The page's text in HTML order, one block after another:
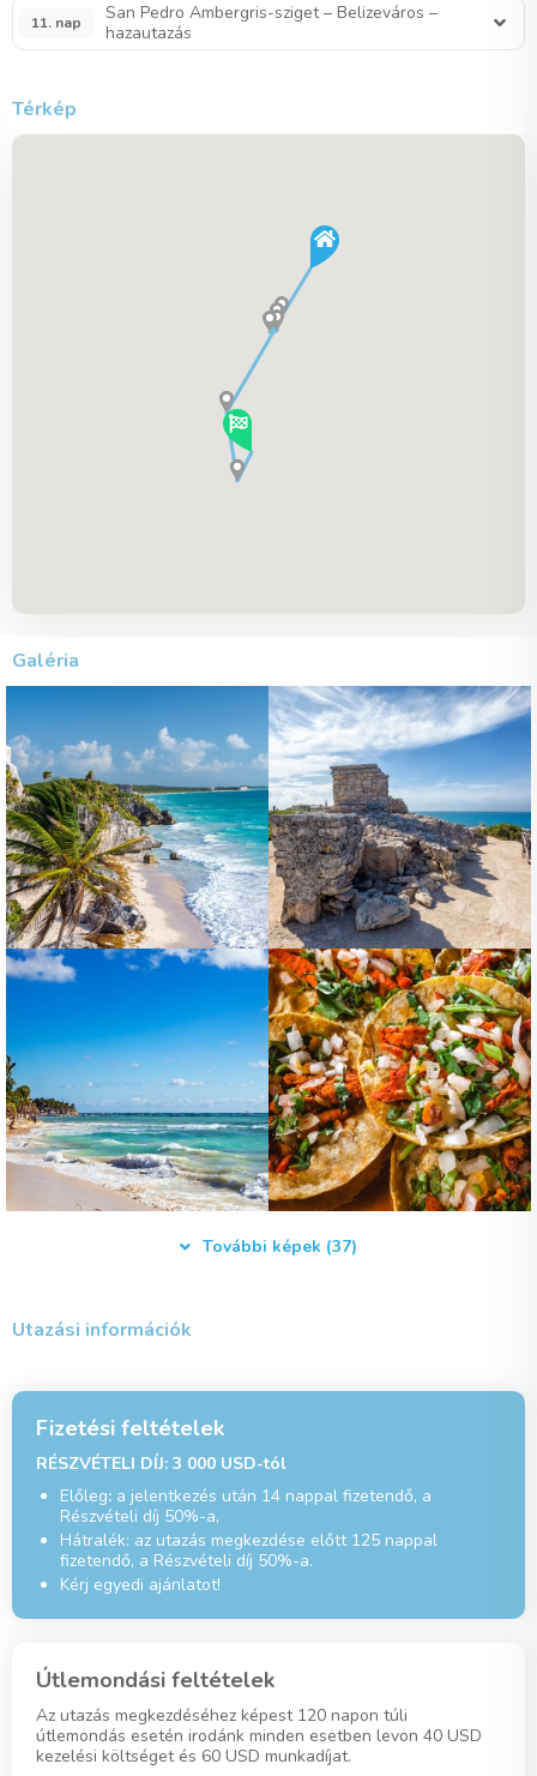
11. nap
San Pedro Ambergris-sziget – Belizeváros –
hazautazás
Térkép
Galéria
További képek (37)
Utazási információk
Fizetési feltételek
RÉSZVÉTELI DÍJ: 3 000 USD-tól
Előleg: a jelentkezés után 14 nappal fizetendő, a
Részvételi díj 50%-a,
Hátralék: az utazás megkezdése előtt 125 nappal
fizetendő, a Részvételi díj 50%-a.
Kérj egyedi ajánlatot!
Útlemondási feltételek
Az utazás megkezdéséhez képest 120 napon túli
útlemondás esetén irodánk minden esetben levon 40 USD
kezelési költséget és 60 USD munkadíjat.